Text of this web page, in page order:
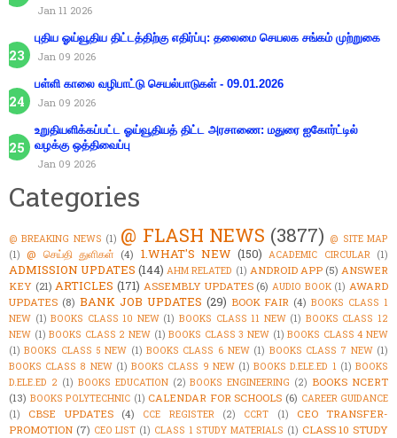
Jan 11 2026
புதிய ஓய்வூதிய திட்டத்திற்கு எதிர்ப்பு: தலைமை செயலக சங்கம் முற்றுகை
Jan 09 2026
பள்ளி காலை வழிபாட்டு செயல்பாடுகள் - 09.01.2026
Jan 09 2026
உறுதியளிக்கப்பட்ட ஓய்வூதியத் திட்ட அரசாணை: மதுரை ஐகோர்ட்டில்
வழக்கு ஒத்திவைப்பு
Jan 09 2026
Categories
@ BREAKING NEWS (1) @ FLASH NEWS (3877) @ SITE MAP
(1) @ செய்தி துளிகள் (4) 1.WHAT'S NEW (150) ACADEMIC CIRCULAR (1)
ADMISSION UPDATES (144) AHM RELATED (1) ANDROID APP (5) ANSWER
KEY (21) ARTICLES (171) ASSEMBLY UPDATES (6) AUDIO BOOK (1) AWARD
UPDATES (8) BANK JOB UPDATES (29) BOOK FAIR (4) BOOKS CLASS 1
NEW (1) BOOKS CLASS 10 NEW (1) BOOKS CLASS 11 NEW (1) BOOKS CLASS 12
NEW (1) BOOKS CLASS 2 NEW (1) BOOKS CLASS 3 NEW (1) BOOKS CLASS 4 NEW
(1) BOOKS CLASS 5 NEW (1) BOOKS CLASS 6 NEW (1) BOOKS CLASS 7 NEW (1)
BOOKS CLASS 8 NEW (1) BOOKS CLASS 9 NEW (1) BOOKS D.ELE.ED 1 (1) BOOKS
D.ELE.ED 2 (1) BOOKS EDUCATION (2) BOOKS ENGINEERING (2) BOOKS NCERT
(13) BOOKS POLYTECHNIC (1) CALENDAR FOR SCHOOLS (6) CAREER GUIDANCE
(1)
CBSE UPDATES (4) CCE REGISTER (2) CCRT (1)
CEO TRANSFER-
PROMOTION (7) CEO LIST (1) CLASS 1 STUDY MATERIALS (1) CLASS 10 STUDY